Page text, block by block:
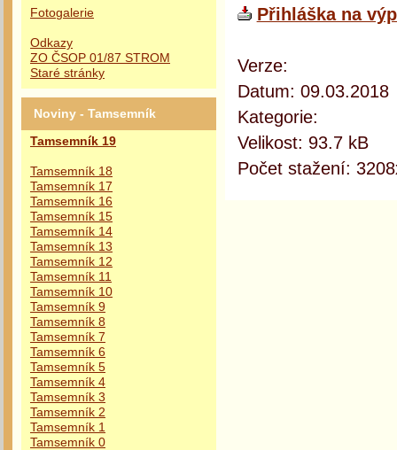
Fotogalerie
Odkazy
ZO ČSOP 01/87 STROM
Staré stránky
Noviny - Tamsemník
Tamsemník 19
Tamsemník 18
Tamsemník 17
Tamsemník 16
Tamsemník 15
Tamsemník 14
Tamsemník 13
Tamsemník 12
Tamsemník 11
Tamsemník 10
Tamsemník 9
Tamsemník 8
Tamsemník 7
Tamsemník 6
Tamsemník 5
Tamsemník 4
Tamsemník 3
Tamsemník 2
Tamsemník 1
Tamsemník 0
Přihláška na
Verze:
Datum: 09.03.2018
Kategorie:
Velikost: 93.7 kB
Počet stažení: